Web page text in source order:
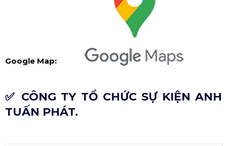
Google Map:
✅ CÔNG TY TỔ CHỨC SỰ KIỆN ANH
TUẤN PHÁT.